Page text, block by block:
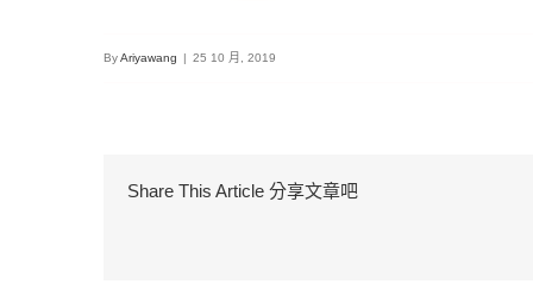
ByAriyawang | 25 10 月, 2019
Share This Article 分享文章吧